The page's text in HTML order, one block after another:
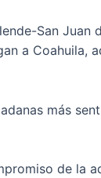
San Juan
a Coahuila,
más
de la